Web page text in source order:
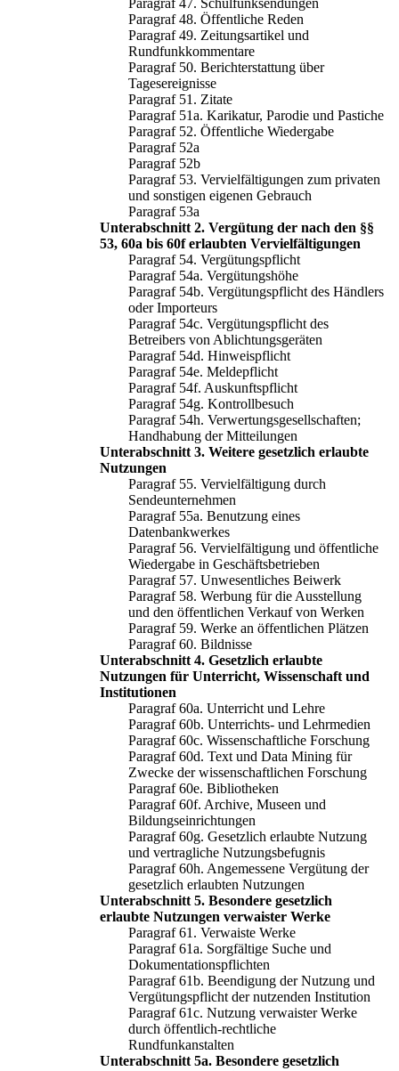
Paragraf 47. Schulfunksendungen
Paragraf 48. Öffentliche Reden
Paragraf 49. Zeitungsartikel und
Rundfunkkommentare
Paragraf 50. Berichterstattung über
Tagesereignisse
Paragraf 51. Zitate
Paragraf 51a. Karikatur, Parodie und Pastiche
Paragraf 52. Öffentliche Wiedergabe
Paragraf 52a
Paragraf 52b
Paragraf 53. Vervielfältigungen zum privaten
und sonstigen eigenen Gebrauch
Paragraf 53a
Unterabschnitt 2. Vergütung der nach den §§
53, 60a bis 60f erlaubten Vervielfältigungen
Paragraf 54. Vergütungspflicht
Paragraf 54a. Vergütungshöhe
Paragraf 54b. Vergütungspflicht des Händlers
oder Importeurs
Paragraf 54c. Vergütungspflicht des
Betreibers von Ablichtungsgeräten
Paragraf 54d. Hinweispflicht
Paragraf 54e. Meldepflicht
Paragraf 54f. Auskunftspflicht
Paragraf 54g. Kontrollbesuch
Paragraf 54h. Verwertungsgesellschaften;
Handhabung der Mitteilungen
Unterabschnitt 3. Weitere gesetzlich erlaubte
Nutzungen
Paragraf 55. Vervielfältigung durch
Sendeunternehmen
Paragraf 55a. Benutzung eines
Datenbankwerkes
Paragraf 56. Vervielfältigung und öffentliche
Wiedergabe in Geschäftsbetrieben
Paragraf 57. Unwesentliches Beiwerk
Paragraf 58. Werbung für die Ausstellung
und den öffentlichen Verkauf von Werken
Paragraf 59. Werke an öffentlichen Plätzen
Paragraf 60. Bildnisse
Unterabschnitt 4. Gesetzlich erlaubte
Nutzungen für Unterricht, Wissenschaft und
Institutionen
Paragraf 60a. Unterricht und Lehre
Paragraf 60b. Unterrichts- und Lehrmedien
Paragraf 60c. Wissenschaftliche Forschung
Paragraf 60d. Text und Data Mining für
Zwecke der wissenschaftlichen Forschung
Paragraf 60e. Bibliotheken
Paragraf 60f. Archive, Museen und
Bildungseinrichtungen
Paragraf 60g. Gesetzlich erlaubte Nutzung
und vertragliche Nutzungsbefugnis
Paragraf 60h. Angemessene Vergütung der
gesetzlich erlaubten Nutzungen
Unterabschnitt 5. Besondere gesetzlich
erlaubte Nutzungen verwaister Werke
Paragraf 61. Verwaiste Werke
Paragraf 61a. Sorgfältige Suche und
Dokumentationspflichten
Paragraf 61b. Beendigung der Nutzung und
Vergütungspflicht der nutzenden Institution
Paragraf 61c. Nutzung verwaister Werke
durch öffentlich-rechtliche
Rundfunkanstalten
Unterabschnitt 5a. Besondere gesetzlich